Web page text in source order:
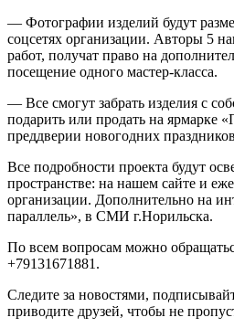
— Фотографии изделий будут
соцсетях организации. Авторы 5
работ, получат право на
посещение одного мастер-класса.
— Все смогут забрать изделия с
подарить или продать на ярмарке
преддверии новогодних
Все подробности проекта будут
пространстве: на нашем сайте и
организации. Дополнительно на
параллель», в СМИ г.Норильска.
По всем вопросам можно
+79131671881.
Следите за новостями,
приводите друзей, чтобы не